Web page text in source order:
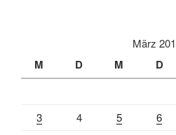
März
M D M D
3
4 5 6